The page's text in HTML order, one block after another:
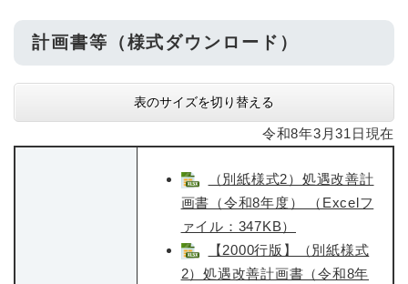
計画書等（様式ダウンロード）
表のサイズを切り替える
令和8年3月31日現在
（別紙様式2）処遇改善計
画書（令和8年度） （Excelフ
ァイル：347KB）
【2000行版】（別紙様式
2）処遇改善計画書（令和8年